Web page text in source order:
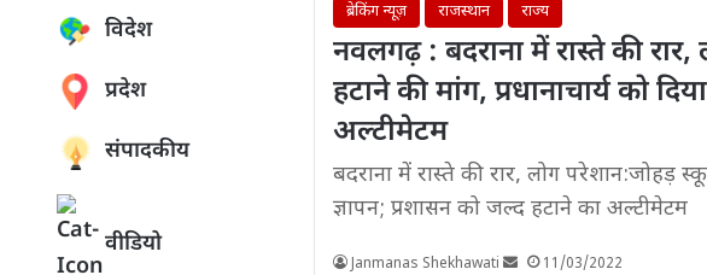
विदेश
प्रदेश
संपादकीय
वीडियो
ब्रेकिंग न्यूज़ राजस्थान राज्य
नवलगढ़ : बदराना में रास्ते की
हटाने की मांग, प्रधानाचार्य को
अल्टीमेटम
बदराना में रास्ते की रार, लोग परेशान:जोहड़
ज्ञापन; प्रशासन को जल्द हटाने का अल्टीमेटम
Janmanas Shekhawati 11/03/2022